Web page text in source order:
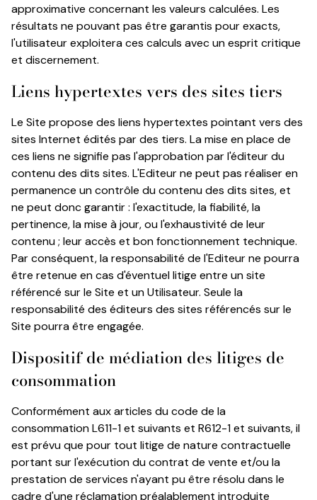
approximative concernant les valeurs calculées. Les
résultats ne pouvant pas être garantis pour exacts,
l'utilisateur exploitera ces calculs avec un esprit critique
et discernement.
Liens hypertextes vers des sites tiers
Le Site propose des liens hypertextes pointant vers des
sites Internet édités par des tiers. La mise en place de
ces liens ne signifie pas l'approbation par l'éditeur du
contenu des dits sites. L'Editeur ne peut pas réaliser en
permanence un contrôle du contenu des dits sites, et
ne peut donc garantir : l'exactitude, la fiabilité, la
pertinence, la mise à jour, ou l'exhaustivité de leur
contenu ; leur accès et bon fonctionnement technique.
Par conséquent, la responsabilité de l'Editeur ne pourra
être retenue en cas d'éventuel litige entre un site
référencé sur le Site et un Utilisateur. Seule la
responsabilité des éditeurs des sites référencés sur le
Site pourra être engagée.
Dispositif de médiation des litiges de
consommation
Conformément aux articles du code de la
consommation L611-1 et suivants et R612-1 et suivants, il
est prévu que pour tout litige de nature contractuelle
portant sur l'exécution du contrat de vente et/ou la
prestation de services n'ayant pu être résolu dans le
cadre d'une réclamation préalablement introduite